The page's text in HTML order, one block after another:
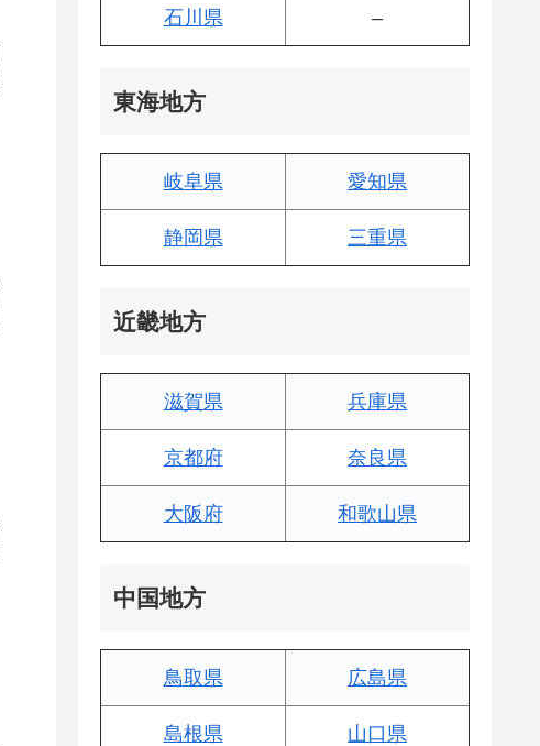
石川県 –
東海地方
岐阜県 愛知県
静岡県 三重県
近畿地方
滋賀県 兵庫県
京都府 奈良県
大阪府 和歌山県
中国地方
鳥取県 広島県
島根県 山口県